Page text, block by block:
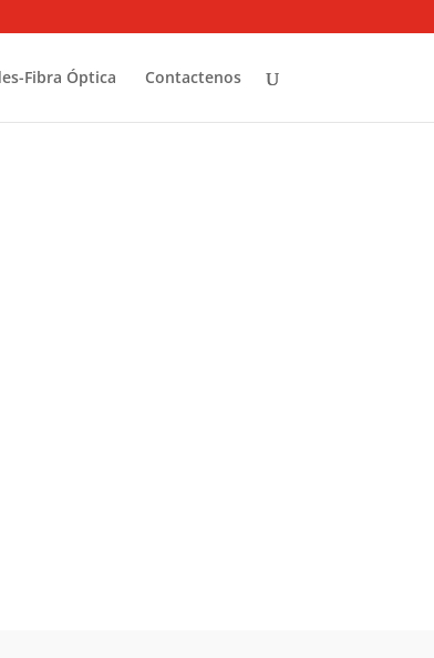
Fibra Óptica Contactenos